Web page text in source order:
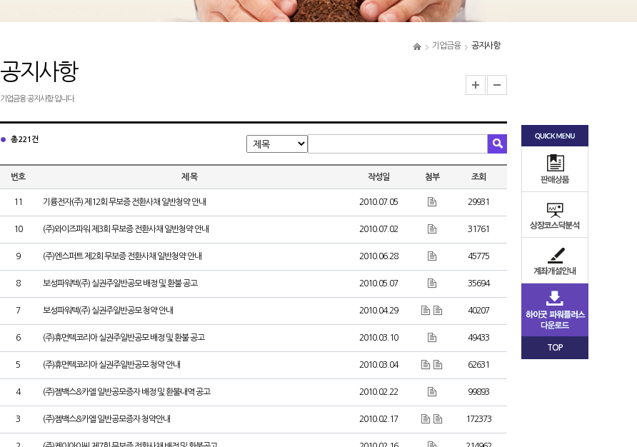
기업금융 공지사항
공지사항
기업금융 공지사항 입니다.
총 221건
번호 제 목 작성일 첨부 조회
11 기륭전자(주) 제12회 무보증 전환사채 일반청약 안내 2010.07.05 29931
10 (주)와이즈파워 제3회 무보증 전환사채 일반청약 안내 2010.07.02 31761
9 (주)엔스퍼트 제2회 무보증 전환사채 일반청약 안내 2010.06.28 45775
8 보성파워텍(주) 실권주일반공모 배정 및 환불 공고 2010.05.07 35694
7 보성파워텍(주) 실권주일반공모 청약 안내 2010.04.29 40207
6 (주)휴먼텍코리아 실권주일반공모 배정 및 환불 공고 2010.03.10 49433
5 (주)휴먼텍코리아 실권주일반공모 청약 안내 2010.03.04 62631
4 (주)젬백스&카엘 일반공모증자 배정 및 환불내역 공고 2010.02.22 99893
3 (주)젬백스&카엘 일반공모증자 청약안내 2010.02.17 172373
TOP